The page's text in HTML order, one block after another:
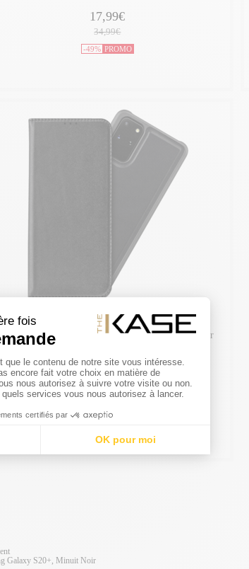
17,99€
34,99€
-49% PROMO
THE KASE COLLECTION
Étui et Coque slim magnétique 2-en-1 GEN 2.0 pour
Etui clapet Galaxy S20+
19,99€
-50%PROMO
Galaxy S20+, Minuit Noir